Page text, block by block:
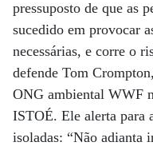
pressuposto de que as
sucedido em provocar
necessárias, e corre o
defende Tom
ONG ambiental WWF
ISTOÉ. Ele alerta para
isoladas: “Não adianta